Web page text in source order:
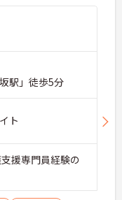
駅」徒歩5分
ト
援専門員経験の